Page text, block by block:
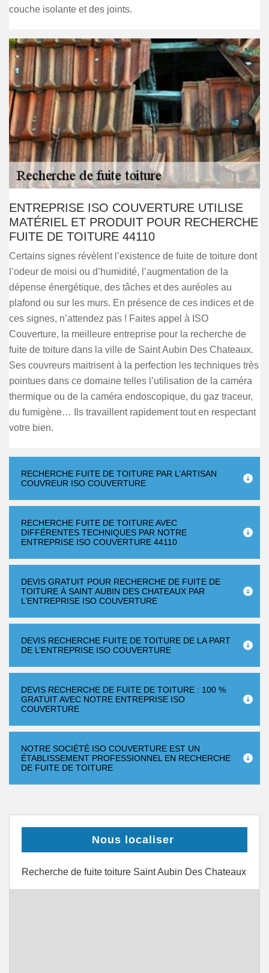
couche isolante et des joints.
ENTREPRISE ISO COUVERTURE UTILISE
MATÉRIEL ET PRODUIT POUR RECHERCHE
FUITE DE TOITURE 44110
Certains signes révèlent l’existence de fuite de toiture dont
l’odeur de moisi ou d’humidité, l’augmentation de la
dépense énergétique, des tâches et des auréoles au
plafond ou sur les murs. En présence de ces indices et de
ces signes, n’attendez pas ! Faites appel à ISO
Couverture, la meilleure entreprise pour la recherche de
fuite de toiture dans la ville de Saint Aubin Des Chateaux.
Ses couvreurs maitrisent à la perfection les techniques très
pointues dans ce domaine telles l’utilisation de la caméra
thermique ou de la caméra endoscopique, du gaz traceur,
du fumigène… Ils travaillent rapidement tout en respectant
votre bien.
RECHERCHE FUITE DE TOITURE PAR L’ARTISAN
COUVREUR ISO COUVERTURE
RECHERCHE FUITE DE TOITURE AVEC
DIFFÉRENTES TECHNIQUES PAR NOTRE
ENTREPRISE ISO COUVERTURE 44110
DEVIS GRATUIT POUR RECHERCHE DE FUITE DE
TOITURE À SAINT AUBIN DES CHATEAUX PAR
L’ENTREPRISE ISO COUVERTURE
DEVIS RECHERCHE FUITE DE TOITURE DE LA PART
DE L’ENTREPRISE ISO COUVERTURE
DEVIS RECHERCHE DE FUITE DE TOITURE : 100 %
GRATUIT AVEC NOTRE ENTREPRISE ISO
COUVERTURE
NOTRE SOCIÉTÉ ISO COUVERTURE EST UN
ÉTABLISSEMENT PROFESSIONNEL EN RECHERCHE
DE FUITE DE TOITURE
Nous localiser
Recherche de fuite toiture Saint Aubin Des Chateaux